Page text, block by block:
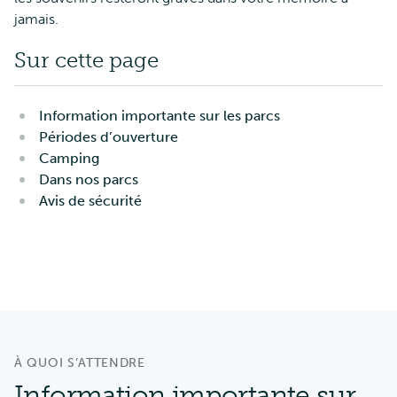
jamais.
Sur cette page
Information importante sur les parcs
Périodes d’ouverture
Camping
Dans nos parcs
Avis de sécurité
À QUOI S’ATTENDRE